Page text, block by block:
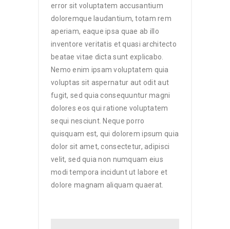
error sit voluptatem accusantium
doloremque laudantium, totam rem
aperiam, eaque ipsa quae ab illo
inventore veritatis et quasi architecto
beatae vitae dicta sunt explicabo.
Nemo enim ipsam voluptatem quia
voluptas sit aspernatur aut odit aut
fugit, sed quia consequuntur magni
dolores eos qui ratione voluptatem
sequi nesciunt. Neque porro
quisquam est, qui dolorem ipsum quia
dolor sit amet, consectetur, adipisci
velit, sed quia non numquam eius
modi tempora incidunt ut labore et
dolore magnam aliquam quaerat.